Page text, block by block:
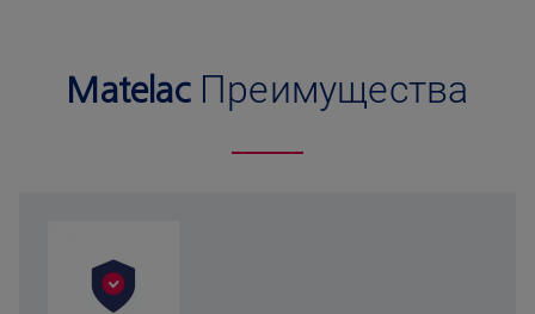
Matelac Преимущества